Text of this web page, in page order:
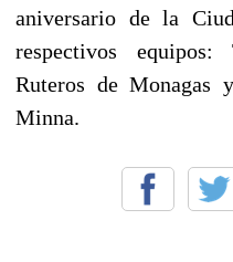
aniversario de la
respectivos
Ruteros de Monagas
Minna.